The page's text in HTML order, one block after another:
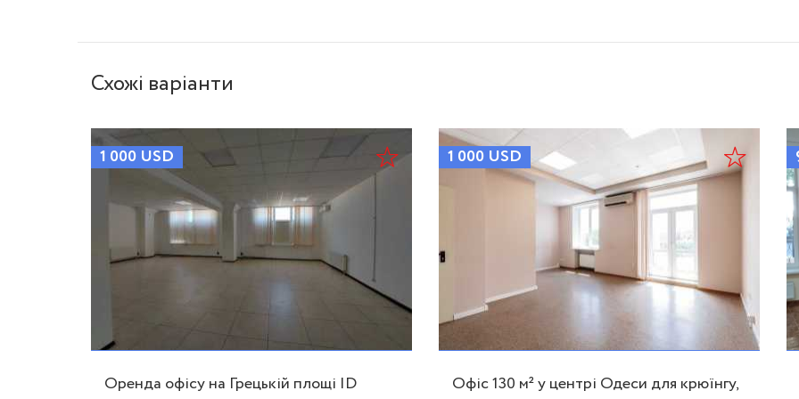
Схожі варіанти
1 000 USD
Оренда офісу на Грецькій площі ID
1 000 USD
Офіс 130 м² у центрі Одеси для крюїнгу,